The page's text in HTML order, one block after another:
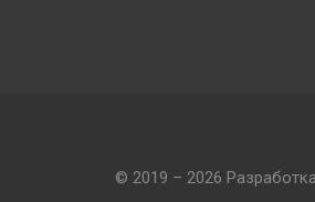
© 2019 – 2026